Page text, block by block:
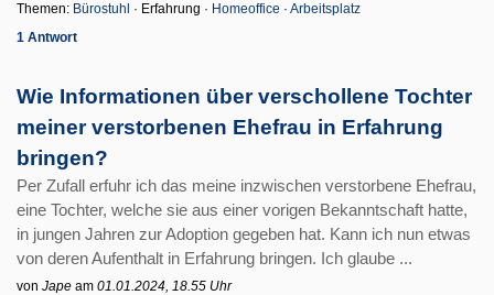
Themen: Bürostuhl · Erfahrung · Homeoffice · Arbeitsplatz
1 Antwort
Wie Informationen über verschollene Tochter
meiner verstorbenen Ehefrau in Erfahrung
bringen?
Per Zufall erfuhr ich das meine inzwischen verstorbene Ehefrau,
eine Tochter, welche sie aus einer vorigen Bekanntschaft hatte,
in jungen Jahren zur Adoption gegeben hat. Kann ich nun etwas
von deren Aufenthalt in Erfahrung bringen. Ich glaube ...
von Jape am 01.01.2024, 18.55 Uhr